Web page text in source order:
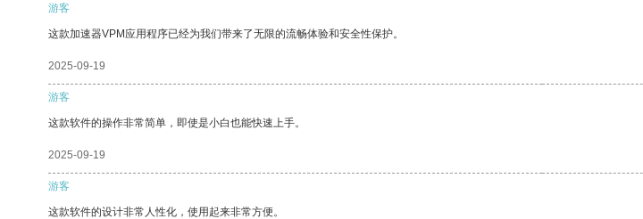
游客
这款加速器VPM应用程序已经为我们带来了无限的流畅体验和安全性保护。
2025-09-19
游客
这款软件的操作非常简单，即使是小白也能快速上手。
2025-09-19
游客
这款软件的设计非常人性化，使用起来非常方便。